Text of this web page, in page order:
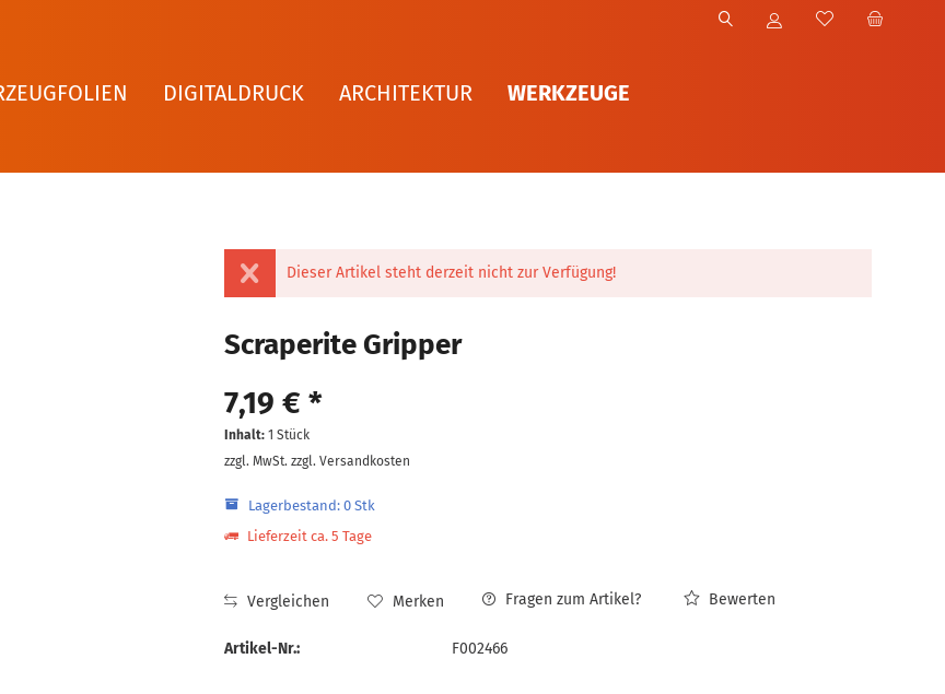
DIGITALDRUCK ARCHITEKTUR WERKZEUGE
Dieser Artikel steht derzeit nicht zur Verfügung!
Scraperite Gripper
7,19 € *
Inhalt: 1 Stück
zzgl. MwSt. zzgl. Versandkosten
Lagerbestand: 0 Stk
Lieferzeit ca. 5 Tage
Vergleichen Merken Fragen zum Artikel? Bewerten
Artikel-Nr.: F002466